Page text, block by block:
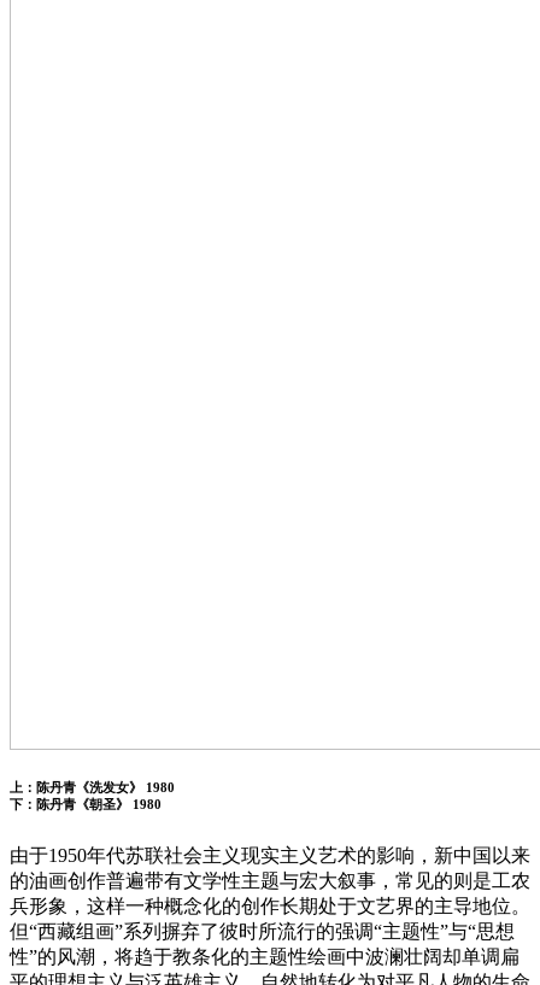
上：陈丹青《洗发女》 1980
下：陈丹青《朝圣》 1980
由于1950年代苏联社会主义现实主义艺术的影响，新中国以来
的油画创作普遍带有文学性主题与宏大叙事，常见的则是工农
兵形象，这样一种概念化的创作长期处于文艺界的主导地位。
但“西藏组画”系列摒弃了彼时所流行的强调“主题性”与“思想
性”的风潮，将趋于教条化的主题性绘画中波澜壮阔却单调扁